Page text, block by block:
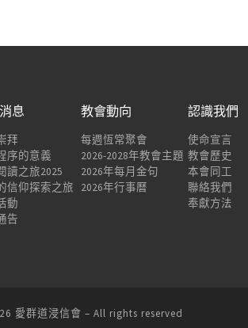
息
拜
序的意義
讀之旅2025
信仰探索之旅
動
告
教會動向
每週恆常聚會
2026-2028年教會主題
2026年每月金句
2026年行事曆
認識我們
使命宣言
教會歷史
本會同工
聯絡我們
奉獻方法
愛群道浸信會 – All rights reserved